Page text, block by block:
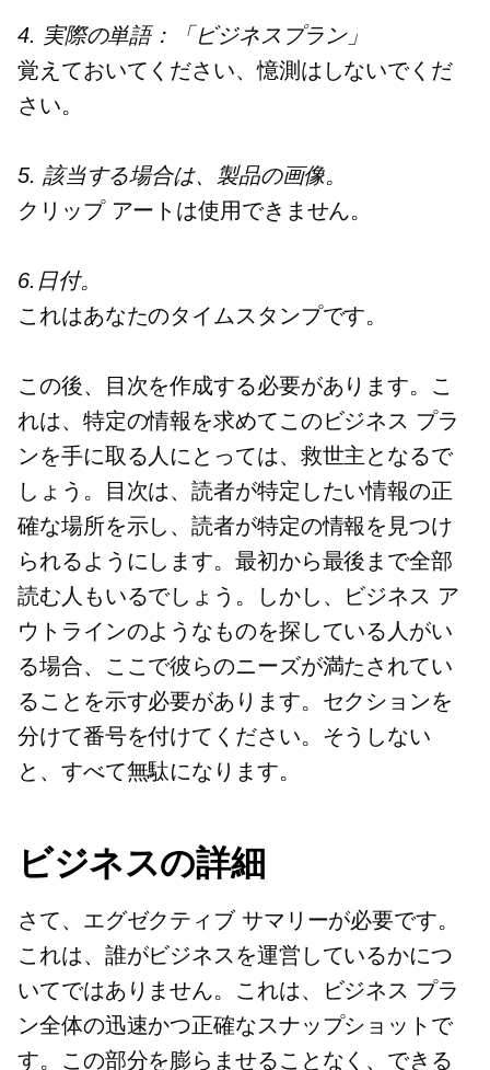
4. 実際の単語：「ビジネスプラン」
覚えておいてください、憶測はしないでくだ
さい。
5. 該当する場合は、製品の画像。
クリップ アートは使用できません。
6.日付。
これはあなたのタイムスタンプです。
この後、目次を作成する必要があります。こ
れは、特定の情報を求めてこのビジネス プラ
ンを手に取る人にとっては、救世主となるで
しょう。目次は、読者が特定したい情報の正
確な場所を示し、読者が特定の情報を見つけ
られるようにします。最初から最後まで全部
読む人もいるでしょう。しかし、ビジネス ア
ウトラインのようなものを探している人がい
る場合、ここで彼らのニーズが満たされてい
ることを示す必要があります。セクションを
分けて番号を付けてください。そうしない
と、すべて無駄になります。
ビジネスの詳細
さて、エグゼクティブ サマリーが必要です。
これは、誰がビジネスを運営しているかにつ
いてではありません。これは、ビジネス プラ
ン全体の迅速かつ正確なスナップショットで
す。この部分を膨らませることなく、できる